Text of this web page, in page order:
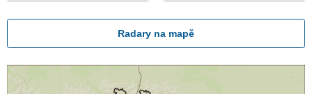
Radary na mapě